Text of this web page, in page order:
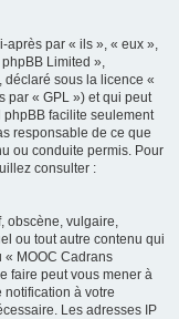
après par « ils », « eux »,
Limited »,
déclaré sous la licence «
par « GPL ») et qui peut
phpBB facilite seulement
responsable de ce que
ou conduite permis. Pour
consulter :
obscène, vulgaire,
ou tout autre contenu qui
« MOOC Cadrans
faire peut vous mener à
à votre
Les adresses IP